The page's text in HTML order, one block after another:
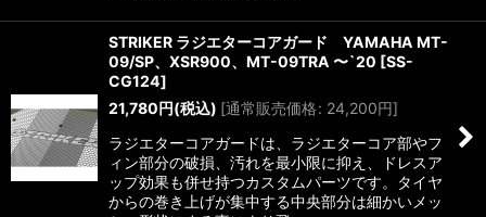
STRIKER ラジエターコアガード YAMAHA MT-
09/SP、XSR900、MT-09TRA 〜`20 [SS-
CG124]
21,780 円(税込) [通常販売価格: 24,200円]
ラジエターコアガードは、ラジエターコア部やフ
ィン部分の破損、汚れを最小限に抑え、ドレスア
ップ効果も併せ持つカスタムパーツです。タイヤ
からの巻き上げが集中する中央部分は細かいメッ